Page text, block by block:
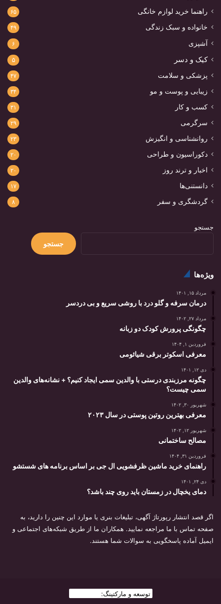
راهنما خرید لوازم خانگی ۶۵
خانواده و سبک زندگی ۴۹
آشپزی ۶
کیک و دسر ۵
پزشکی و سلامت ۴۷
زیبایی و پوست و مو ۳۴
کسب و کار ۳۱
سرگرمی ۲۹
روانشناسی و انگیزش ۲۳
دکوراسیون و طراحی ۲۰
اخبار و ترند روز ۲۰
دانستنی‌ها ۱۷
گردشگری و سفر ۸
جستجو
جستجو
ویژه‌ها
مرداد ۱۵, ۱۴۰۱
درمان سرفه و گلو درد با روشی سریع و بی دردسر
مرداد ۲۷, ۱۴۰۲
چگونگی پرورش کودک دو زبانه
فروردین ۱, ۱۴۰۴
معرفی اسکوتر برقی شیائومی
دی ۱۲, ۱۴۰۱
چگونه مرزبندی درستی با والدین سمی ایجاد کنیم؟ + نشانه‌های والدین
سمی چیست؟
شهریور ۳۰, ۱۴۰۲
معرفی بهترین روتین پوستی در سال ۲۰۲۳
شهریور ۱۲, ۱۴۰۲
مصالح ساختمانی
فروردین ۳۱, ۱۴۰۴
راهنمای خرید ماشین ظرفشویی ال جی بر اساس برنامه های شستشو
دی ۲۴, ۱۴۰۱
دمای یخچال در زمستان باید روی چند باشد؟
اگر قصد انتشار رپورتاژ آگهی، تبلیغات بنری یا موارد این چنین را دارید، به
صفحه تماس با ما مراجعه نمایید. همکاران ما از طریق شبکه‌های اجتماعی و
ایمیل آماده پاسخگویی به سوالات شما هستند.
توسعه و مارکتینگ: